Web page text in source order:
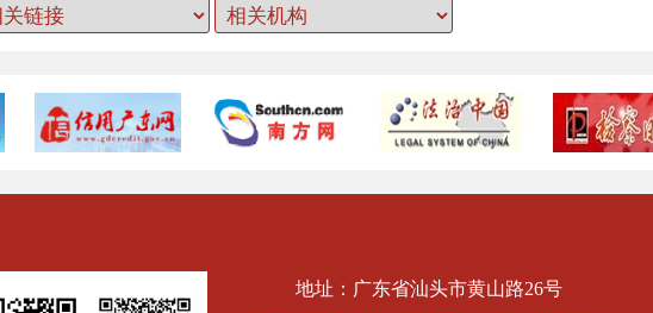
地址：广东省汕头市黄山路26号